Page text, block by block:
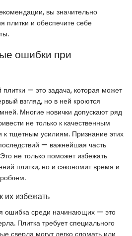
вы значительно
плитки и обеспечите себе
ошибки при
— это задача, которая может
взгляд, но в ней кроются
Многие новички допускают ряд
не только к качественным
к тщетным усилиям. Признание этих
— важнейшая часть
не только поможет избежать
плитки, но и сэкономит время и
их избежать
ошибка среди начинающих — это
Плитка требует специального
сверла могут легко сломать или